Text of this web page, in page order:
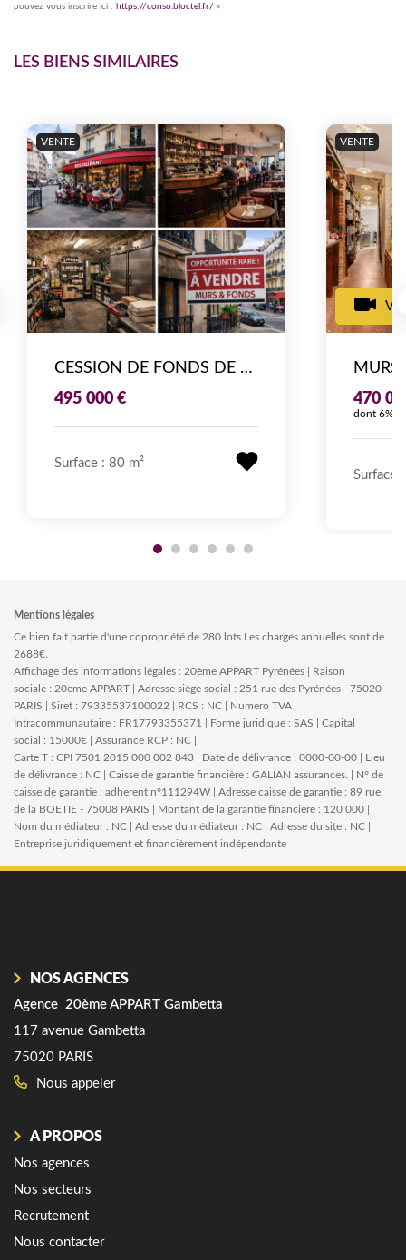
pouvez vous inscrire ici : https://conso.bloctel.fr/ »
LES BIENS SIMILAIRES
VENTE
CESSION DE FONDS DE COMMERCE - RESTAURANT - QUARTIER MÉNILMONTANT (PARIS 20ÈME)
495 000 €
Surface : 80 m²
VENTE
470
dont 6%
Surface
Mentions légales
Ce bien fait partie d'une copropriété de 280 lots.Les charges annuelles sont de
2688€.
Affichage des informations légales : 20ème APPART Pyrénées | Raison
sociale : 20eme APPART | Adresse siège social : 251 rue des Pyrénées - 75020
PARIS | Siret : 79335537100022 | RCS : NC | Numero TVA
Intracommunautaire : FR17793355371 | Forme juridique : SAS | Capital
social : 15000€ | Assurance RCP : NC |
Carte T : CPI 7501 2015 000 002 843 | Date de délivrance : 0000-00-00 | Lieu
de délivrance : NC | Caisse de garantie financière : GALIAN assurances. | N° de
caisse de garantie : adherent n°111294W | Adresse caisse de garantie : 89 rue
de la BOETIE - 75008 PARIS | Montant de la garantie financière : 120 000 |
Nom du médiateur : NC | Adresse du médiateur : NC | Adresse du site : NC |
Entreprise juridiquement et financièrement indépendante
NOS AGENCES
Agence 20ème APPART Gambetta
117 avenue Gambetta
75020 PARIS
Nous appeler
A PROPOS
Nos agences
Nos secteurs
Recrutement
Nous contacter